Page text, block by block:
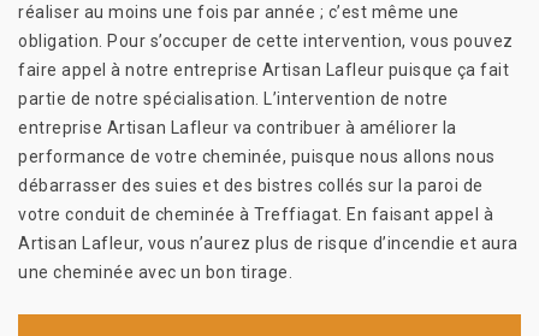
réaliser au moins une fois par année ; c’est même une
obligation. Pour s’occuper de cette intervention, vous pouvez
faire appel à notre entreprise Artisan Lafleur puisque ça fait
partie de notre spécialisation. L’intervention de notre
entreprise Artisan Lafleur va contribuer à améliorer la
performance de votre cheminée, puisque nous allons nous
débarrasser des suies et des bistres collés sur la paroi de
votre conduit de cheminée à Treffiagat. En faisant appel à
Artisan Lafleur, vous n’aurez plus de risque d’incendie et aura
une cheminée avec un bon tirage.